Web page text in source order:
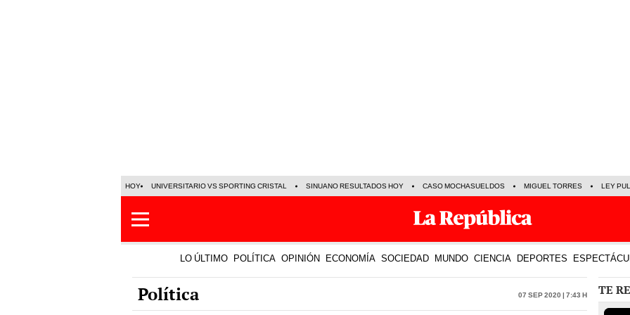
HOY UNIVERSITARIO VS SPORTING CRISTAL SINUANO RESULTADOS HOY CASO MOCHASUELDOS MIGUEL TORRES LEY
LO ÚLTIMO POLÍTICA OPINIÓN ECONOMÍA SOCIEDAD MUNDO CIENCIA DEPORTES
Política 07 Sep 2020 | 7:43 h TE